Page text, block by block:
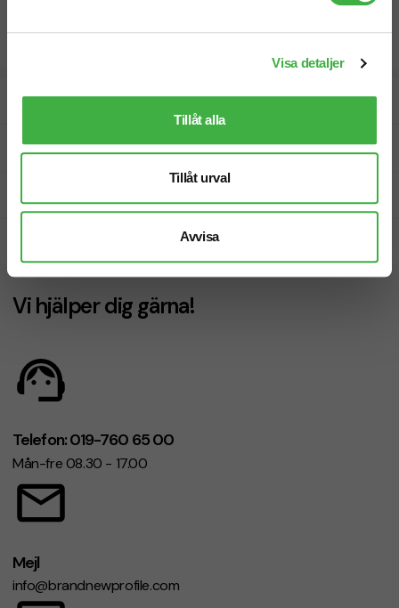
Visa detaljer
Tillåt alla
Tillåt urval
Avvisa
Designskiss inom 1 h
Fri offert
Vi hjälper dig gärna!
Telefon: 019-760 65 00
Mån-fre 08.30 - 17.00
Mejl
info@brandnewprofile.com